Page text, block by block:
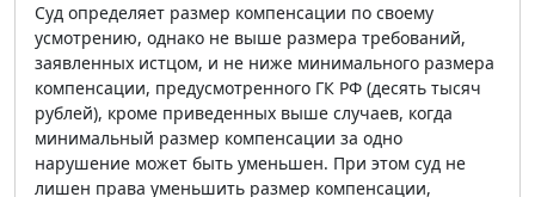
Суд определяет размер компенсации по своему
усмотрению, однако не выше размера требований,
заявленных истцом, и не ниже минимального размера
компенсации, предусмотренного ГК РФ (десять тысяч
рублей), кроме приведенных выше случаев, когда
минимальный размер компенсации за одно
нарушение может быть уменьшен. При этом суд не
лишен права уменьшить размер компенсации,